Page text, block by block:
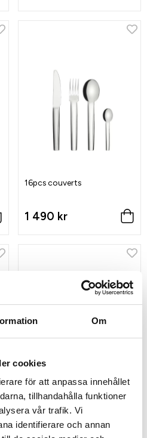
Om
cookies
för att anpassa innehållet
tillhandahålla funktioner
vår trafik. Vi
identifierare och annan
16pcs couverts
1 490 kr
Sous-verre Glimra 4-pack
219 kr